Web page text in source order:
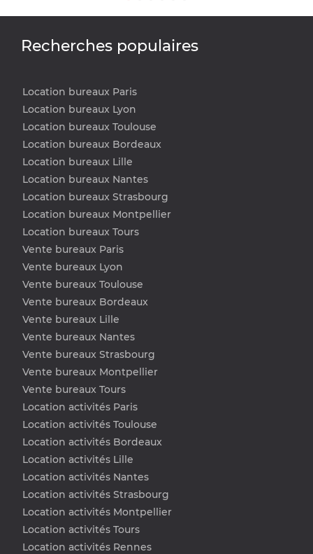
Recherches populaires
Location bureaux Paris
Location bureaux Lyon
Location bureaux Toulouse
Location bureaux Bordeaux
Location bureaux Lille
Location bureaux Nantes
Location bureaux Strasbourg
Location bureaux Montpellier
Location bureaux Tours
Vente bureaux Paris
Vente bureaux Lyon
Vente bureaux Toulouse
Vente bureaux Bordeaux
Vente bureaux Lille
Vente bureaux Nantes
Vente bureaux Strasbourg
Vente bureaux Montpellier
Vente bureaux Tours
Location activités Paris
Location activités Toulouse
Location activités Bordeaux
Location activités Lille
Location activités Nantes
Location activités Strasbourg
Location activités Montpellier
Location activités Tours
Location activités Rennes